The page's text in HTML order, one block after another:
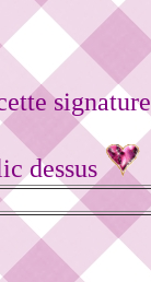
signature
dessus